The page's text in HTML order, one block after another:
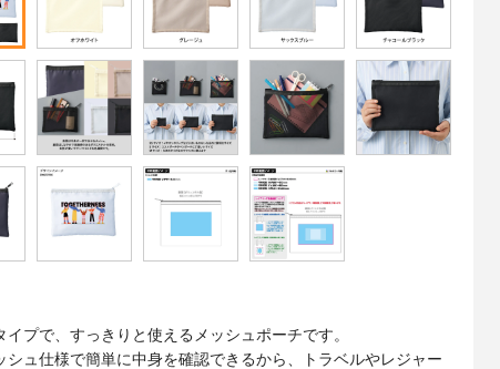
イプで、すっきりと使えるメッシュポーチです。
シュ仕様で簡単に中身を確認できるから、トラベルやレジャー